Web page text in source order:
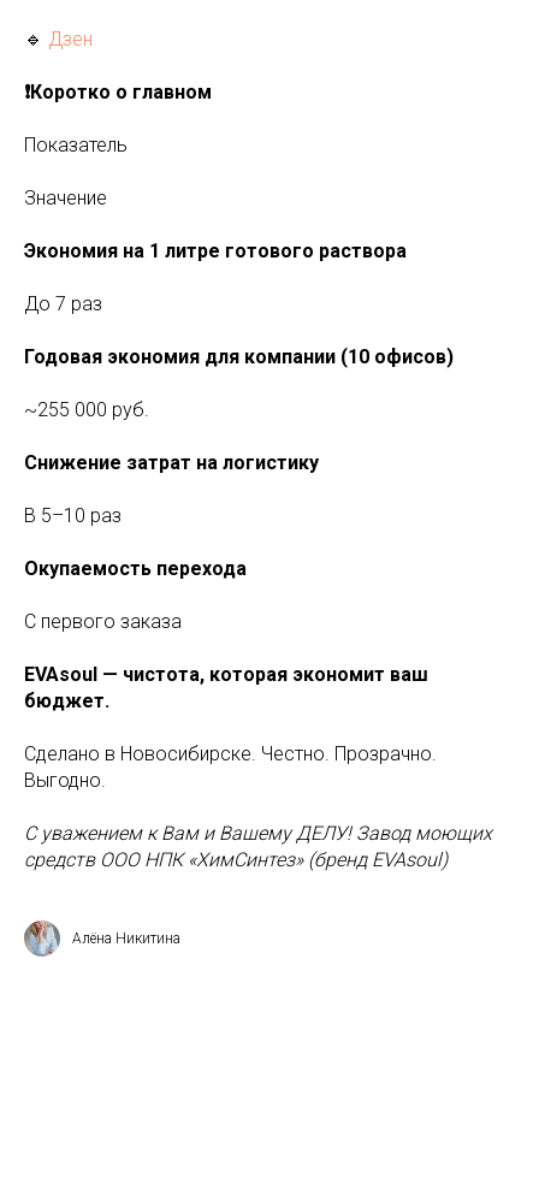
🔹 Дзен
❗️Коротко о главном
Показатель
Значение
Экономия на 1 литре готового раствора
До 7 раз
Годовая экономия для компании (10 офисов)
~255 000 руб.
Снижение затрат на логистику
В 5–10 раз
Окупаемость перехода
С первого заказа
EVAsoul — чистота, которая экономит ваш
бюджет.
Сделано в Новосибирске. Честно. Прозрачно.
Выгодно.
С уважением к Вам и Вашему ДЕЛУ! Завод моющих
средств ООО НПК «ХимСинтез» (бренд EVAsoul)
Алёна Никитина